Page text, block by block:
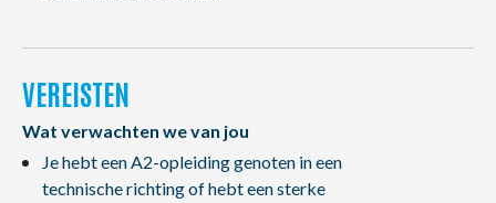
VEREISTEN
Wat verwachten we van jou
Je hebt een A2-opleiding genoten in een
technische richting of hebt een sterke